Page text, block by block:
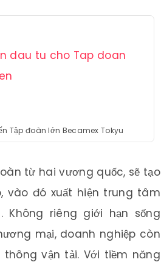
Tập đoàn lớn Becamex Tokyu
từ hai vương quốc, sẽ tạo
vào đó xuất hiện trung tâm
. Không riêng giới hạn sống
mại, doanh nghiệp còn
vận tải. Với tiềm năng